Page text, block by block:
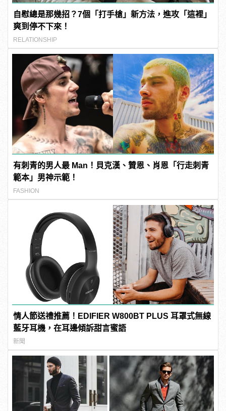
自慰總是那幾招？7個「打手槍」新方法，進攻「這裡」
爽到停不下來！
RELATIONSHIP
有刺青的男人最 Man！貝克漢、贊恩、肖恩「行走刺青
範本」男神示範！
FASHION
情人節送禮推薦！EDIFIER W800BT PLUS 耳罩式無線
藍牙耳機，在耳邊傾訴甜言蜜語
新聞